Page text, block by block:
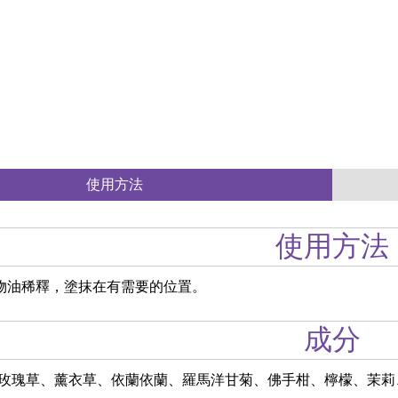
使用方法
使用方法
稀釋，塗抹在有需要的位置。
成分
瑰草、薰衣草、依蘭依蘭、羅馬洋甘菊、佛手柑、檸檬、茉莉